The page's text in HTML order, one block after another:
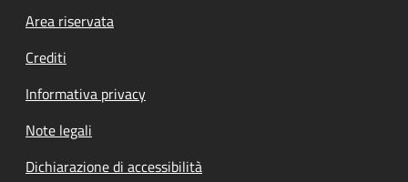
Footer menu
Area riservata
Crediti
Informativa privacy
Note legali
Dichiarazione di accessibilità